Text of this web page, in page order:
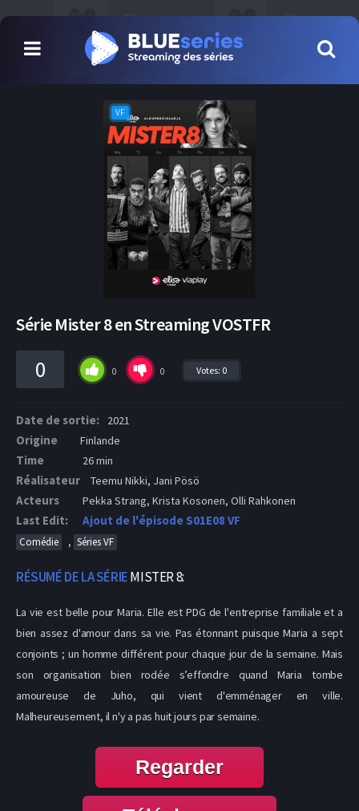
VF
Série Mister 8 en Streaming VOSTFR
0 0 0 Votes: 0
Date de sortie: 2021
Origine Finlande
Time 26 min
Réalisateur Teemu Nikki, Jani Pösö
Acteurs Pekka Strang, Krista Kosonen, Olli Rahkonen
Last Edit: Ajout de l'épisode S01E08 VF
Comédie , Séries VF
RÉSUMÉ DE LA SÉRIEMISTER 8:
La vie est belle pour Maria. Elle est PDG de l'entreprise familiale et a
bien assez d'amour dans sa vie. Pas étonnant puisque Maria a sept
conjoints ; un homme différent pour chaque jour de la semaine. Mais
son organisation bien rodée s’effondre quand Maria tombe
amoureuse de Juho, qui vient d'emménager en ville.
Malheureusement, il n'y a pas huit jours par semaine.
Regarder